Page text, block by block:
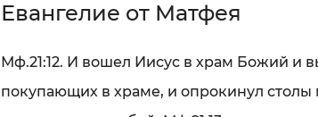
Евангелие от Матфея
Мф.21:12. И вошел Иисус в храм Божий и
покупающих в храме, и опрокинул